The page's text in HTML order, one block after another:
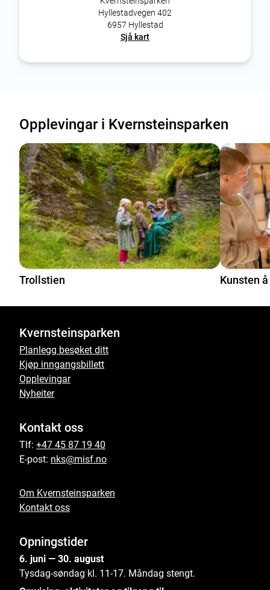
Hyllestadvegen 402
6957 Hyllestad
Sjå kart
Opplevingar i Kvernsteinsparken
Tre komande opplevingar henta blant alle våre museum
Trollstien Kunsten
Kvernsteinsparken
Planlegg besøket ditt
Kjøp inngangsbillett
Opplevingar
Nyheiter
Kontakt oss
Tlf: +47 45 87 19 40
E-post: nks@misf.no
Om Kvernsteinsparken
Kontakt oss
Opningstider
6. juni — 30. august
Tysdag-søndag kl. 11-17. Måndag stengt.